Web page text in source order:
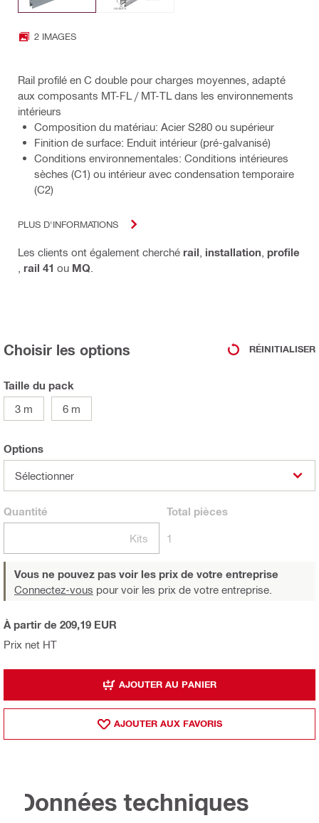
2 IMAGES
Rail profilé en C double pour charges moyennes, adapté
aux composants MT-FL / MT-TL dans les environnements
intérieurs
Composition du matériau: Acier S280 ou supérieur
Finition de surface: Enduit intérieur (pré-galvanisé)
Conditions environnementales: Conditions intérieures
sèches (C1) ou intérieur avec condensation temporaire
(C2)
PLUS D'INFORMATIONS
Les clients ont également cherché rail installation profile
rail 41 ou MQ
Choisir les options RÉINITIALISER
Taille du pack
3 m
6 m
Options
Sélectionner
Quantité
Kits
Total pièces
1
Vous ne pouvez pas voir les prix de votre entreprise
Connectez-vous pour voir les prix de votre entreprise.
Prix net HT
À partir de 209,19 EUR
AJOUTER AU PANIER
AJOUTER AUX FAVORIS
Données techniques